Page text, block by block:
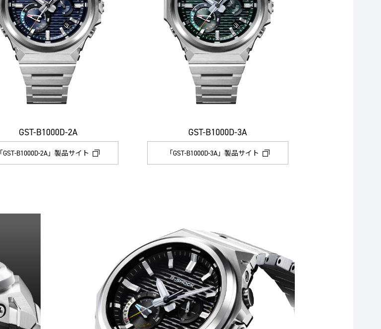
GST-B1000D-2A
「GST-B1000D-2A」製品サイト
GST-B1000D-3A
「GST-B1000D-3A」製品サイト